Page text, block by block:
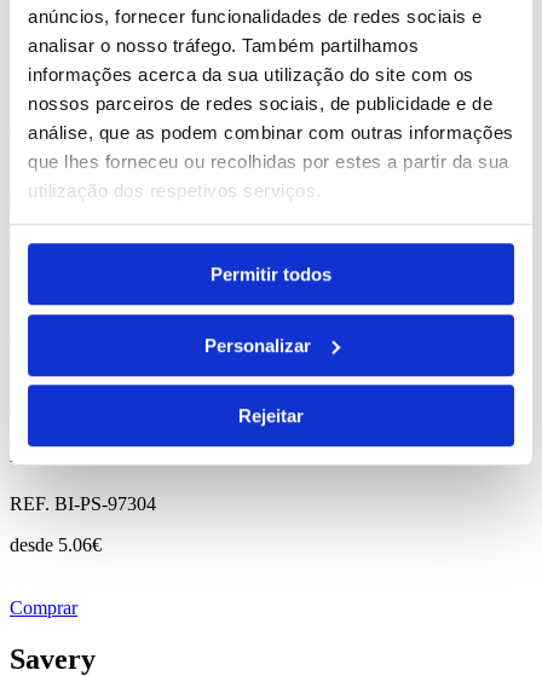
anúncios, fornecer funcionalidades de redes sociais e
analisar o nosso tráfego. Também partilhamos
informações acerca da sua utilização do site com os
nossos parceiros de redes sociais, de publicidade e de
análise, que as podem combinar com outras informações
que lhes forneceu ou recolhidas por estes a partir da sua
utilização dos respetivos serviços.
Permitir todos
Personalizar
Rejeitar
Claudius 8gb
REF. BI-PS-97549
desde 6.64 €
Comprar
Kandel
REF. BI-PS-97912
Blackwell
REF. BI-PS-97304
desde 5.06€
Comprar
Savery